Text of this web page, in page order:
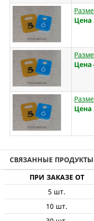
Цена
Цена
Цена
СВЯЗАННЫЕ ПРОДУКТЫ
ПРИ ЗАКАЗЕ ОТ
5 шт.
10 шт.